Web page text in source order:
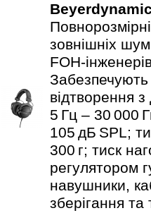
зовнішніх
відтворення
5 Гц – 30 000
105 дБ SPL;
300 г; тиск
регулятором
навушники,
зберігання